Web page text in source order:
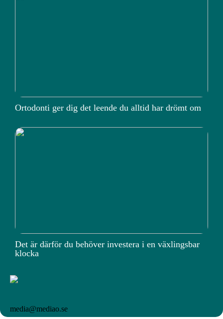
Ortodonti ger dig det leende du alltid har drömt om
Det är därför du behöver investera i en växlingsbar
klocka
media@mediao.se